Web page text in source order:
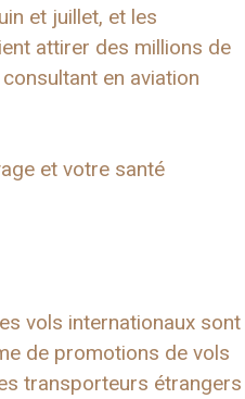
et juillet, et les
attirer des millions de
en aviation
et votre santé
vols internationaux sont
de promotions de vols
transporteurs étrangers